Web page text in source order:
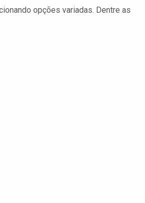
opções variadas. Dentre as